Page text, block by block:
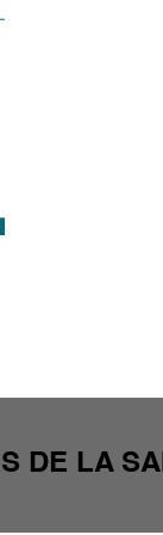
DE LA